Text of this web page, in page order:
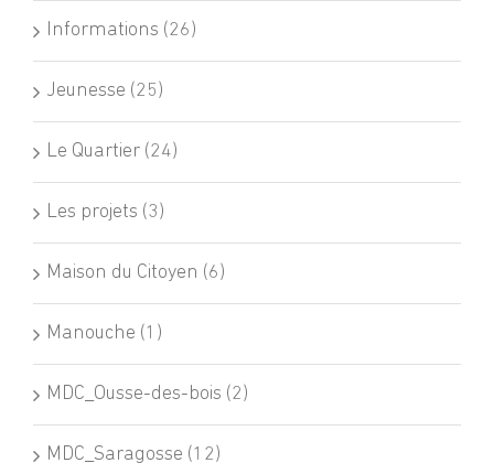
Informations (26)
Jeunesse (25)
Le Quartier (24)
Les projets (3)
Maison du Citoyen (6)
Manouche (1)
MDC_Ousse-des-bois (2)
MDC_Saragosse (12)